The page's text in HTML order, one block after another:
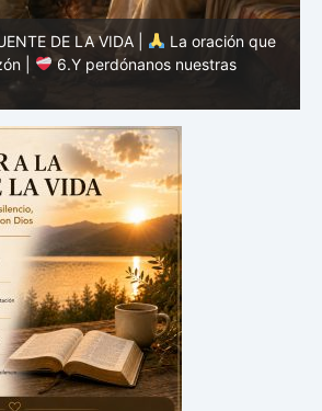
DE LA VIDA |
La oración que
|
5.Danos hoy nuestro pan de